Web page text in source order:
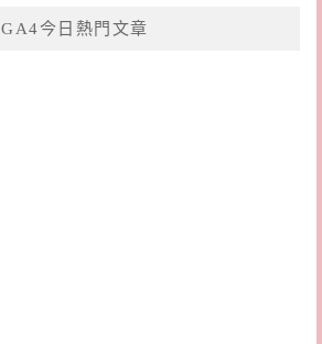
GA4今日熱門文章